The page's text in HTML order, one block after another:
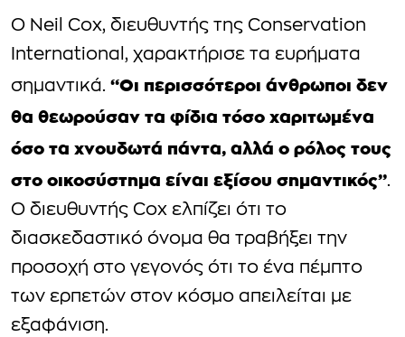
Ο Neil Cox, διευθυντής της Conservation
International, χαρακτήρισε τα ευρήματα
σημαντικά. “Οι περισσότεροι άνθρωποι δεν
θα θεωρούσαν τα φίδια τόσο χαριτωμένα
όσο τα χνουδωτά πάντα, αλλά ο ρόλος τους
στο οικοσύστημα είναι εξίσου σημαντικός”.
Ο διευθυντής Cox ελπίζει ότι το
διασκεδαστικό όνομα θα τραβήξει την
προσοχή στο γεγονός ότι το ένα πέμπτο
των ερπετών στον κόσμο απειλείται με
εξαφάνιση.